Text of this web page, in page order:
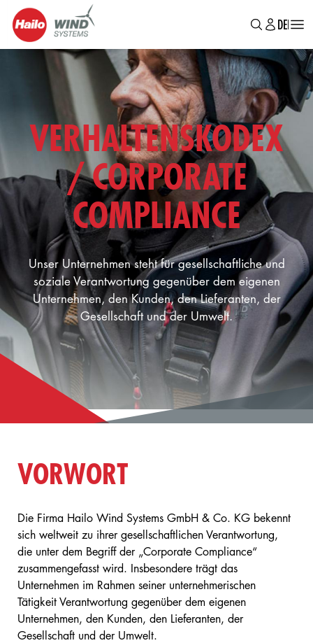
DEENBR
VERHALTENSKODEX
/ CORPORATE
COMPLIANCE
Unser Unternehmen steht für gesellschaftliche und
soziale Verantwortung gegenüber dem eigenen
Unternehmen, den Kunden, den Lieferanten, der
Gesellschaft und der Umwelt.
VORWORT
Die Firma Hailo Wind Systems GmbH & Co. KG bekennt
sich weltweit zu ihrer gesellschaftlichen Verantwortung,
die unter dem Begriff der „Corporate Compliance“
zusammengefasst wird. Insbesondere trägt das
Unternehmen im Rahmen seiner unternehmerischen
Tätigkeit Verantwortung gegenüber dem eigenen
Unternehmen, den Kunden, den Lieferanten, der
Gesellschaft und der Umwelt.